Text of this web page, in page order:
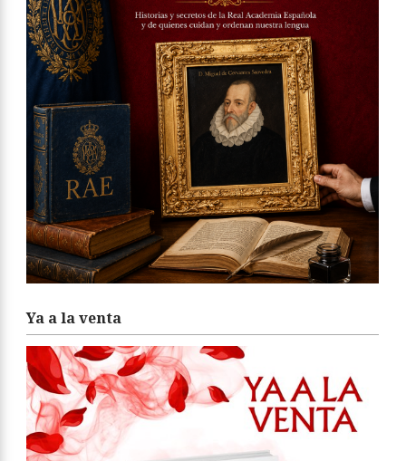
Ya a la venta